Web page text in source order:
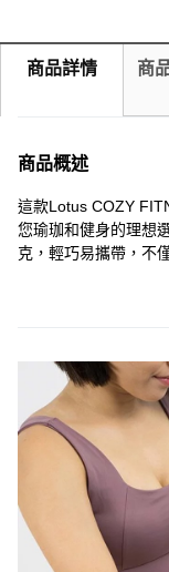
商品詳情 商
商品概述
這款Lotus COZY
您瑜珈和健身的理想
克，輕巧易攜帶，不
種運動場合。摺疊設